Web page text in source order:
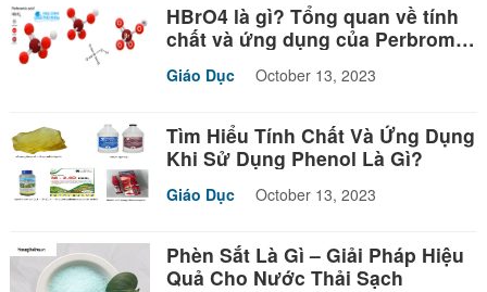
HBrO4 là gì? Tổng quan về tính
chất và ứng dụng của Perbromic
Giáo Dục October 13, 2023
Tìm Hiểu Tính Chất Và Ứng Dụng
Khi Sử Dụng Phenol Là Gì?
Giáo Dục October 13, 2023
Phèn Sắt Là Gì – Giải Pháp Hiệu
Quả Cho Nước Thải Sạch